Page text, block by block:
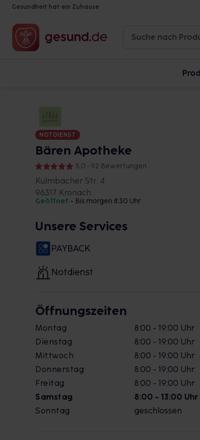
Gesundheit hat ein Zuhause
NOTDIENST
Bären Apotheke
5,0 • 92 Bewertungen
Kulmbacher Str. 4
96317 Kronach
Geöffnet • Bis morgen 8:30 Uhr
Unsere Services
PAYBACK
Notdienst
Öffnungszeiten
Montag
8:00 - 19:00 Uhr
Dienstag
8:00 - 19:00 Uhr
Mittwoch
8:00 - 19:00 Uhr
Donnerstag
8:00 - 19:00 Uhr
Freitag
8:00 - 19:00 Uhr
Samstag
8:00 - 13:00 Uhr
Sonntag
geschlossen